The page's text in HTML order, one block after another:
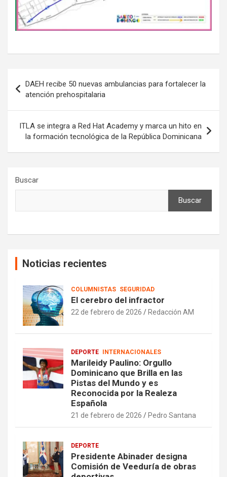
de
entradas
DAEH recibe 50 nuevas ambulancias para fortalecer la
atención prehospitalaria
ITLA se integra a Red Hat Academy y marca un hito en
la formación tecnológica de la República Dominicana
Buscar
Buscar
Noticias recientes
COLUMNISTAS SEGURIDAD
El cerebro del infractor
22 de febrero de 2026 Redacción AM
DEPORTE INTERNACIONALES
Marileidy Paulino: Orgullo
Dominicano que Brilla en las
Pistas del Mundo y es
Reconocida por la Realeza
Española
21 de febrero de 2026 Pedro Santana
DEPORTE
Presidente Abinader designa
Comisión de Veeduría de obras